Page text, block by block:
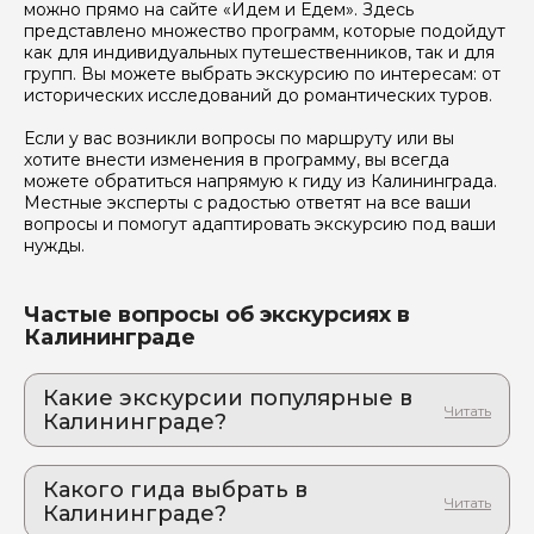
можно прямо на сайте «Идем и Едем». Здесь
представлено множество программ, которые подойдут
как для индивидуальных путешественников, так и для
групп. Вы можете выбрать экскурсию по интересам: от
исторических исследований до романтических туров.
Если у вас возникли вопросы по маршруту или вы
хотите внести изменения в программу, вы всегда
можете обратиться напрямую к гиду из Калининграда.
Местные эксперты с радостью ответят на все ваши
вопросы и помогут адаптировать экскурсию под ваши
нужды.
Частые вопросы об экскурсиях в
Калининграде
Какие экскурсии популярные в
Калининграде?
великолепие Балтики с необычных
ракурсов
Маршрут, который решает главную проблему
Какого гида выбрать в
Калининграде?